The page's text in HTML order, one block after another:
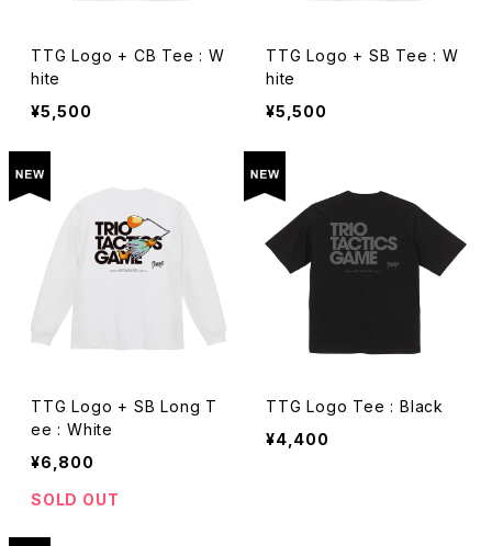
TTG Logo + CB Tee : W
hite
¥5,500
TTG Logo + SB Tee : W
hite
¥5,500
TTG Logo + SB Long T
ee : White
¥6,800
SOLD OUT
TTG Logo Tee : Black
¥4,400